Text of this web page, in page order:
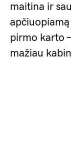
maitina ir
pirmo karto
mažiau